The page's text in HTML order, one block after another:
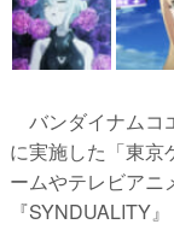
バンダイナムコ
に実施した「東京
ームやテレビアニ
『SYNDUALITY